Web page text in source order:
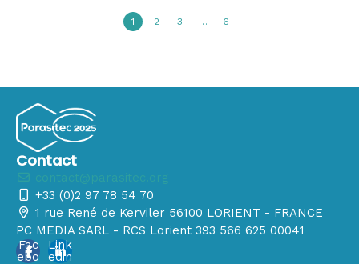
1 2 3 … 6
Contact
+33 (0)2 97 78 54 70
1 rue René de Kerviler 56100 LORIENT - FRANCE
PC MEDIA SARL - RCS Lorient 393 566 625 00041
Fac
ebo
Link
edin